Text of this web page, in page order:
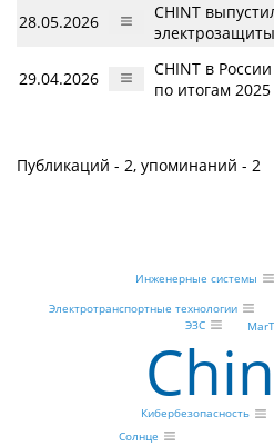
28.05.2026
CHINT
29.04.2026
CHINT в
по итогам 2025
Публикаций - 2, упоминаний - 2
Кибербезопасность
Электротранспортные технологии
ЭЗС
Инженерные системы
Солнце